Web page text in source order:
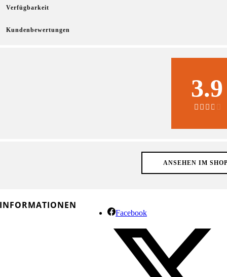
Verfügbarkeit
Kundenbewertungen
3.9
ANSEHEN IM
Facebook
INFORMATIONEN